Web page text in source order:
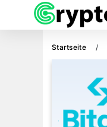
Startseite